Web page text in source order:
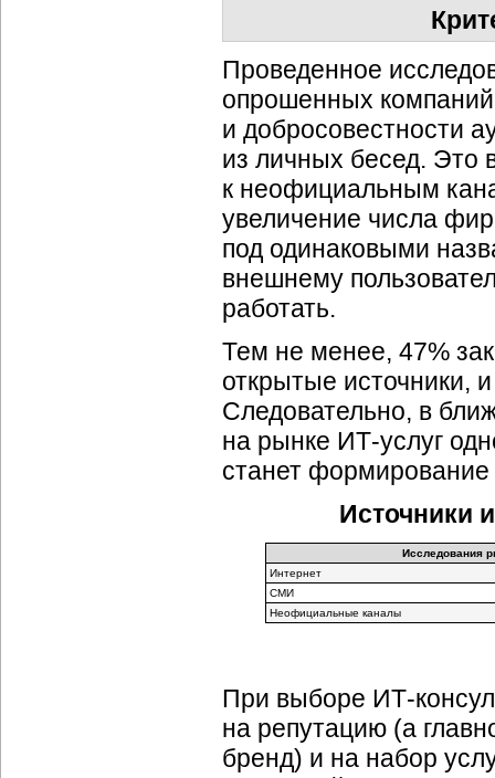
Проведенное
опрошенных
и добросовестности
из личных бесед. Это
к неофициальным
увеличение числа
под одинаковыми
внешнему
работать.
Тем не менее, 47%
открытые источники,
Следовательно, в
на рынке ИТ-услуг
станет формирование
Источники
Исследования
Интернет
СМИ
Неофициальные каналы
При выборе ИТ-
на репутацию (а
бренд) и на набор